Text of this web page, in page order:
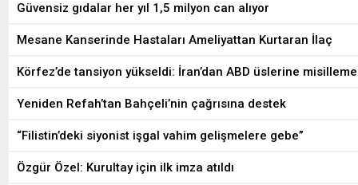
Güvensiz gıdalar her yıl 1,5 milyon can alıyor
Mesane Kanserinde Hastaları Ameliyattan Kurtaran İlaç
Körfez’de tansiyon yükseldi: İran’dan ABD üslerine misilleme
Yeniden Refah’tan Bahçeli’nin çağrısına destek
“Filistin’deki siyonist işgal vahim gelişmelere gebe”
Özgür Özel: Kurultay için ilk imza atıldı